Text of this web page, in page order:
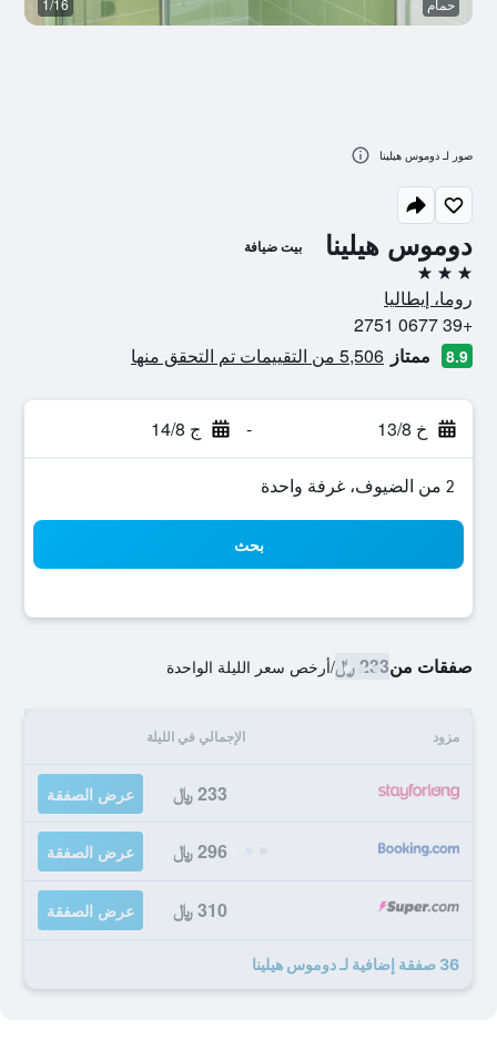
دوموس هيلينا بيت ضيافة
3 نجوم
روما، إيطاليا
+39 0677 2751
8.9 ممتاز 5,506 من التقييمات تم التحقق منها
خ 13/8 - ج 14/8
2 من الضيوف، غرفة واحدة
بحث
صفقات من233 ﷼ /أرخص سعر الليلة الواحدة
مزود الإجمالي في الليلة
233 ﷼ عرض الصفقة
296 ﷼ عرض الصفقة
310 ﷼ عرض الصفقة
36 صفقة إضافية لـ دوموس هيلينا
حمام 1/16
صور لـ دوموس هيلينا